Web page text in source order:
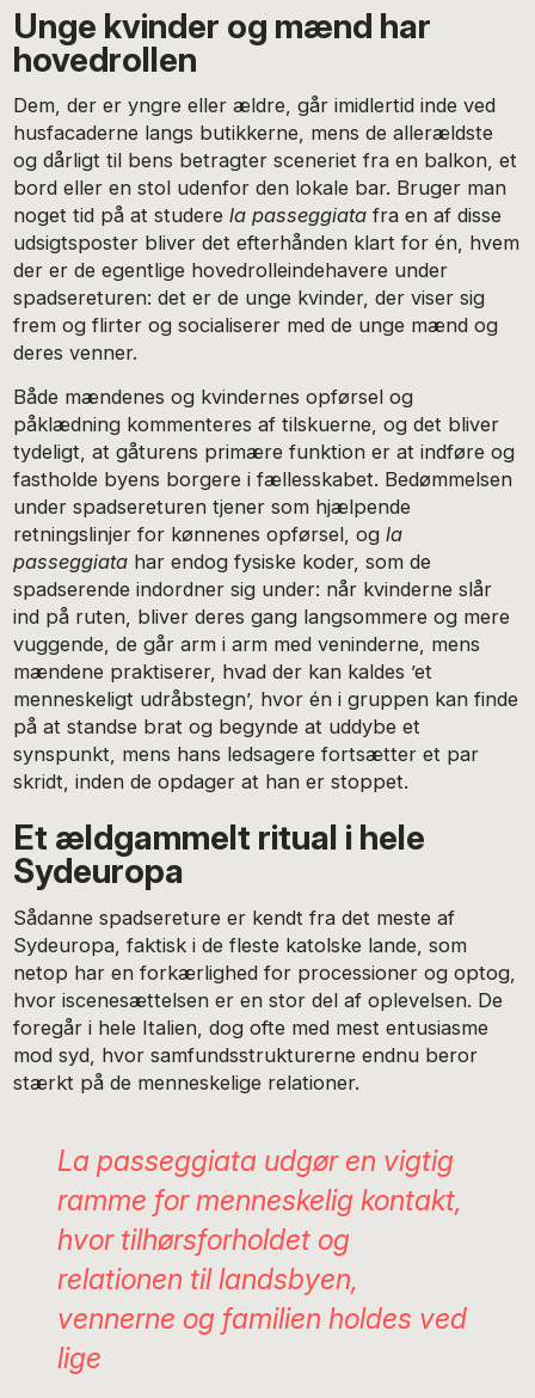
Unge kvinder og mænd har
hovedrollen
Dem, der er yngre eller ældre, går imidlertid inde ved
husfacaderne langs butikkerne, mens de allerældste
og dårligt til bens betragter sceneriet fra en balkon, et
bord eller en stol udenfor den lokale bar. Bruger man
noget tid på at studerela passeggiatafra en af disse
udsigtsposter bliver det efterhånden klart for én, hvem
der er de egentlige hovedrolleindehavere under
spadsereturen: det er de unge kvinder, der viser sig
frem og flirter og socialiserer med de unge mænd og
deres venner.
Både mændenes og kvindernes opførsel og
påklædning kommenteres af tilskuerne, og det bliver
tydeligt, at gåturens primære funktion er at indføre og
fastholde byens borgere i fællesskabet. Bedømmelsen
under spadsereturen tjener som hjælpende
retningslinjer for kønnenes opførsel, ogla
passeggiata har endog fysiske koder, som de
spadserende indordner sig under: når kvinderne slår
ind på ruten, bliver deres gang langsommere og mere
vuggende, de går arm i arm med veninderne, mens
mændene praktiserer, hvad der kan kaldes ’et
menneskeligt udråbstegn’, hvor én i gruppen kan finde
på at standse brat og begynde at uddybe et
synspunkt, mens hans ledsagere fortsætter et par
skridt, inden de opdager at han er stoppet.
Et ældgammelt ritual i hele
Sydeuropa
Sådanne spadsereture er kendt fra det meste af
Sydeuropa, faktisk i de fleste katolske lande, som
netop har en forkærlighed for processioner og optog,
hvor iscenesættelsen er en stor del af oplevelsen. De
foregår i hele Italien, dog ofte med mest entusiasme
mod syd, hvor samfundsstrukturerne endnu beror
stærkt på de menneskelige relationer.
La passeggiata udgør en vigtig
ramme for menneskelig kontakt,
hvor tilhørsforholdet og
relationen til landsbyen,
vennerne og familien holdes ved
lige